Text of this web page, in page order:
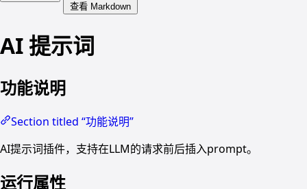
查看 Markdown
AI 提示词
功能说明
Section titled “功能说明”
AI提示词插件，支持在LLM的请求前后插入prompt。
运行属性